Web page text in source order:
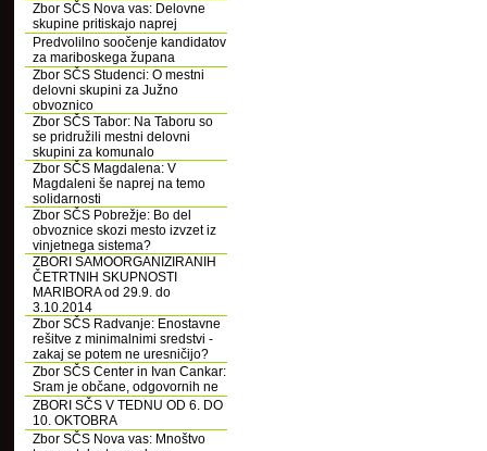
Zbor SČS Nova vas: Delovne
skupine pritiskajo naprej
Predvolilno soočenje kandidatov
za mariboskega župana
Zbor SČS Studenci: O mestni
delovni skupini za Južno
obvoznico
Zbor SČS Tabor: Na Taboru so
se pridružili mestni delovni
skupini za komunalo
Zbor SČS Magdalena: V
Magdaleni še naprej na temo
solidarnosti
Zbor SČS Pobrežje: Bo del
obvoznice skozi mesto izvzet iz
vinjetnega sistema?
ZBORI SAMOORGANIZIRANIH
ČETRTNIH SKUPNOSTI
MARIBORA od 29.9. do
3.10.2014
Zbor SČS Radvanje: Enostavne
rešitve z minimalnimi sredstvi -
zakaj se potem ne uresničijo?
Zbor SČS Center in Ivan Cankar:
Sram je občane, odgovornih ne
ZBORI SČS V TEDNU OD 6. DO
10. OKTOBRA
Zbor SČS Nova vas: Mnoštvo